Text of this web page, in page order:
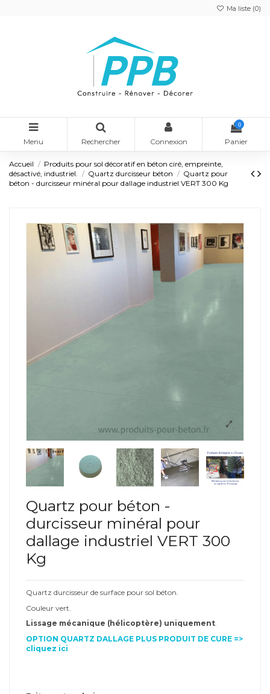
Ma liste (0)
Menu Rechercher Connexion
0
Panier
Accueil
Produits pour sol décoratif en béton ciré, empreinte,
désactivé, industriel.
Quartz durcisseur béton
Quartz pour
béton - durcisseur minéral pour dallage industriel VERT 300 Kg
Quartz pour béton -
durcisseur minéral pour
dallage industriel VERT 300
Kg
Quartz durcisseur de surface pour sol béton.
Couleur vert.
Lissage mécanique (hélicoptère) uniquement.
OPTION QUARTZ DALLAGE PLUS PRODUIT DE CURE =>
cliquez ici